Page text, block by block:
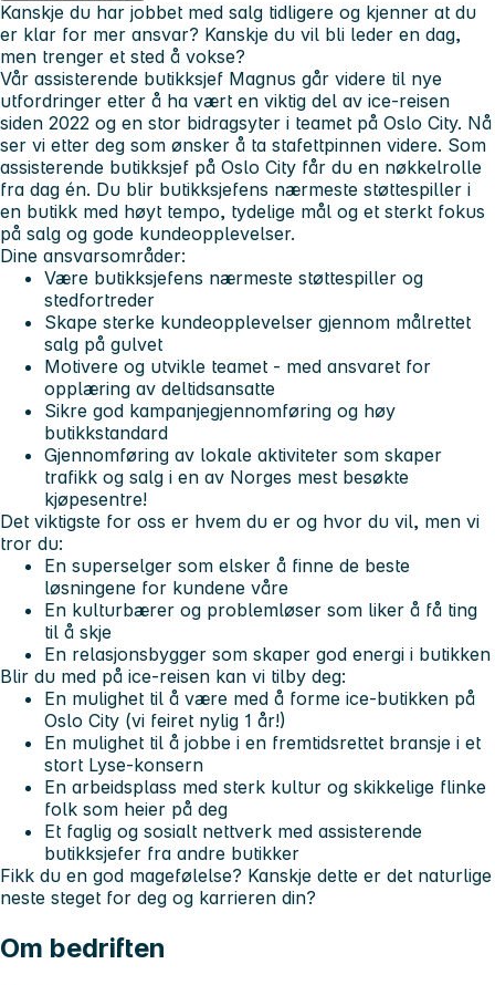
Kanskje du har jobbet med salg tidligere og kjenner at du
er klar for mer ansvar? Kanskje du vil bli leder en dag,
men trenger et sted å vokse?
Vår assisterende butikksjef Magnus går videre til nye
utfordringer etter å ha vært en viktig del av ice-reisen
siden 2022 og en stor bidragsyter i teamet på Oslo City. Nå
ser vi etter deg som ønsker å ta stafettpinnen videre. Som
assisterende butikksjef på Oslo City får du en nøkkelrolle
fra dag én. Du blir butikksjefens nærmeste støttespiller i
en butikk med høyt tempo, tydelige mål og et sterkt fokus
på salg og gode kundeopplevelser.
Dine ansvarsområder:
Være butikksjefens nærmeste støttespiller og
stedfortreder
Skape sterke kundeopplevelser gjennom målrettet
salg på gulvet
Motivere og utvikle teamet - med ansvaret for
opplæring av deltidsansatte
Sikre god kampanjegjennomføring og høy
butikkstandard
Gjennomføring av lokale aktiviteter som skaper
trafikk og salg i en av Norges mest besøkte
kjøpesentre!
Det viktigste for oss er hvem du er og hvor du vil, men vi
tror du:
En superselger som elsker å finne de beste
løsningene for kundene våre
En kulturbærer og problemløser som liker å få ting
til å skje
En relasjonsbygger som skaper god energi i butikken
Blir du med på ice-reisen kan vi tilby deg:
En mulighet til å være med å forme ice-butikken på
Oslo City (vi feiret nylig 1 år!)
En mulighet til å jobbe i en fremtidsrettet bransje i et
stort Lyse-konsern
En arbeidsplass med sterk kultur og skikkelige flinke
folk som heier på deg
Et faglig og sosialt nettverk med assisterende
butikksjefer fra andre butikker
Fikk du en god magefølelse? Kanskje dette er det naturlige
neste steget for deg og karrieren din?
Om bedriften